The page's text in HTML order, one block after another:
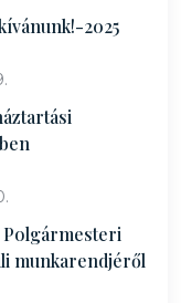
2025
Polgármesteri
munkarendjéről